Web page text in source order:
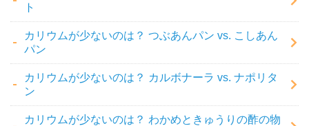
ト
カリウムが少ないのは？ つぶあんパン vs. こしあん
パン
カリウムが少ないのは？ カルボナーラ vs. ナポリタ
ン
カリウムが少ないのは？ わかめときゅうりの酢の物